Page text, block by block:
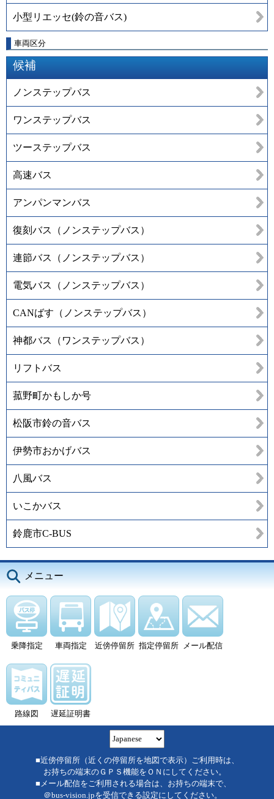
小型リエッセ(鈴の音バス)
車両区分
候補
ノンステップバス
ワンステップバス
ツーステップバス
高速バス
アンパンマンバス
復刻バス（ノンステップバス）
連節バス（ノンステップバス）
電気バス（ノンステップバス）
CANばす（ノンステップバス）
神都バス（ワンステップバス）
リフトバス
菰野町かもしか号
松阪市鈴の音バス
伊勢市おかげバス
八風バス
いこかバス
鈴鹿市C-BUS
メニュー
乗降指定 車両指定 近傍停留所 指定停留所 メール配信
路線図 遅延証明書
■近傍停留所（近くの停留所を地図で表示）ご利用時は、
お持ちの端末のＧＰＳ機能をＯＮにしてください。
■メール配信をご利用される場合は、お持ちの端末で、
＠bus-vision.jpを受信できる設定にしてください。